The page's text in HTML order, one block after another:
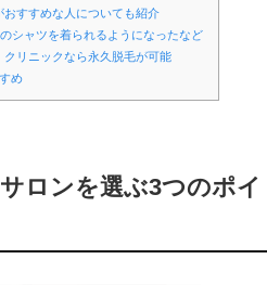
すすめな人についても紹介
シャツを着られるようになったなど
リニックなら永久脱毛が可能
め
ロンを選ぶ3つのポイ